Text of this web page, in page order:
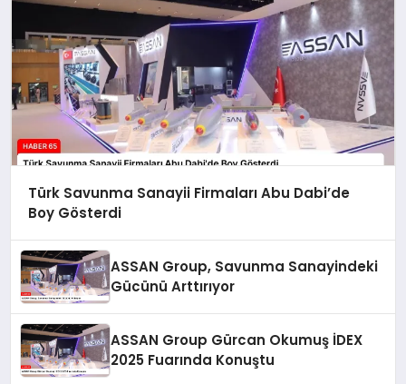
Türk Savunma Sanayii Firmaları Abu Dabi’de
Boy Gösterdi
ASSAN Group, Savunma Sanayindeki
Gücünü Arttırıyor
ASSAN Group Gürcan Okumuş İDEX
2025 Fuarında Konuştu